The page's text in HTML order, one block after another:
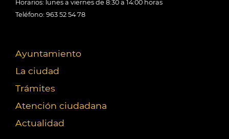
Horarios: lunes a viernes de 8:30 a 14:00 horas
Teléfono: 963 52 54 78
Ayuntamiento
La ciudad
Trámites
Atención ciudadana
Actualidad